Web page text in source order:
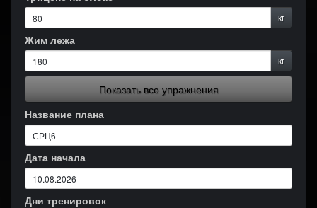
кг
Жим лежа
кг
Показать все упражнения
Название плана
Дата начала
Дни тренировок